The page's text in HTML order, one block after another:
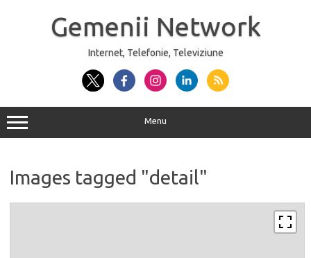
Gemenii Network
Internet, Telefonie, Televiziune
Menu
Images tagged "detail"